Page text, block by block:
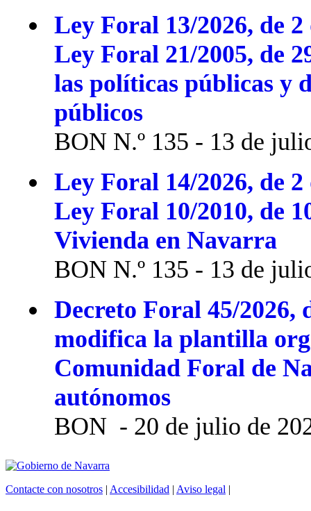
Ley Foral 13/2026, de
Ley Foral 21/2005, de
las políticas públicas y
públicos
BON N.º 135 - 13 de
Ley Foral 14/2026, de
Ley Foral 10/2010, de
Vivienda en Navarra
BON N.º 135 - 13 de
Decreto Foral 45/2026,
modifica la plantilla
Comunidad Foral de
autónomos
BON - 20 de julio de
Contacte con nosotros | Accesibilidad | Aviso legal |